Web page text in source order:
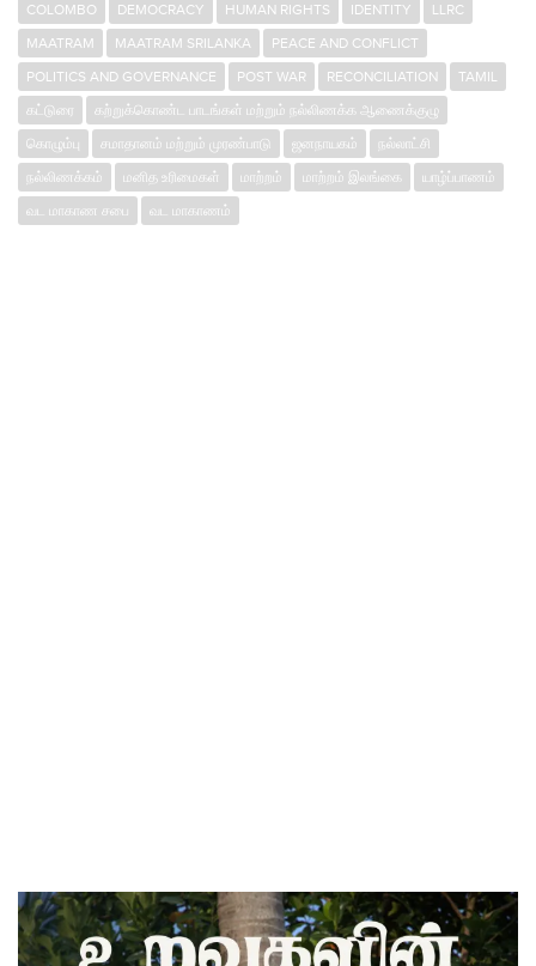
COLOMBO DEMOCRACY HUMAN RIGHTS IDENTITY
LLRC
MAATRAM
MAATRAM SRILANKA
PEACE AND CONFLICT
POLITICS AND GOVERNANCE
POST WAR RECONCILIATION
TAMIL
கட்டுரை
கற்றுக்கொண்ட பாடங்கள் மற்றும் நல்லிணக்க ஆணைக்குழு
கொழும்பு
சமாதானம் மற்றும் முரண்பாடு ஜனநாயகம்
நல்லாட்சி
நல்லிணக்கம்
மனித உரிமைகள் மாற்றம் மாற்றம் இலங்கை
யாழ்ப்பாணம்
வட மாகாண சபை
வட மாகாணம்